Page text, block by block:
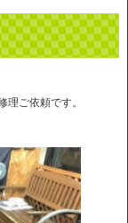
理ご依頼です。